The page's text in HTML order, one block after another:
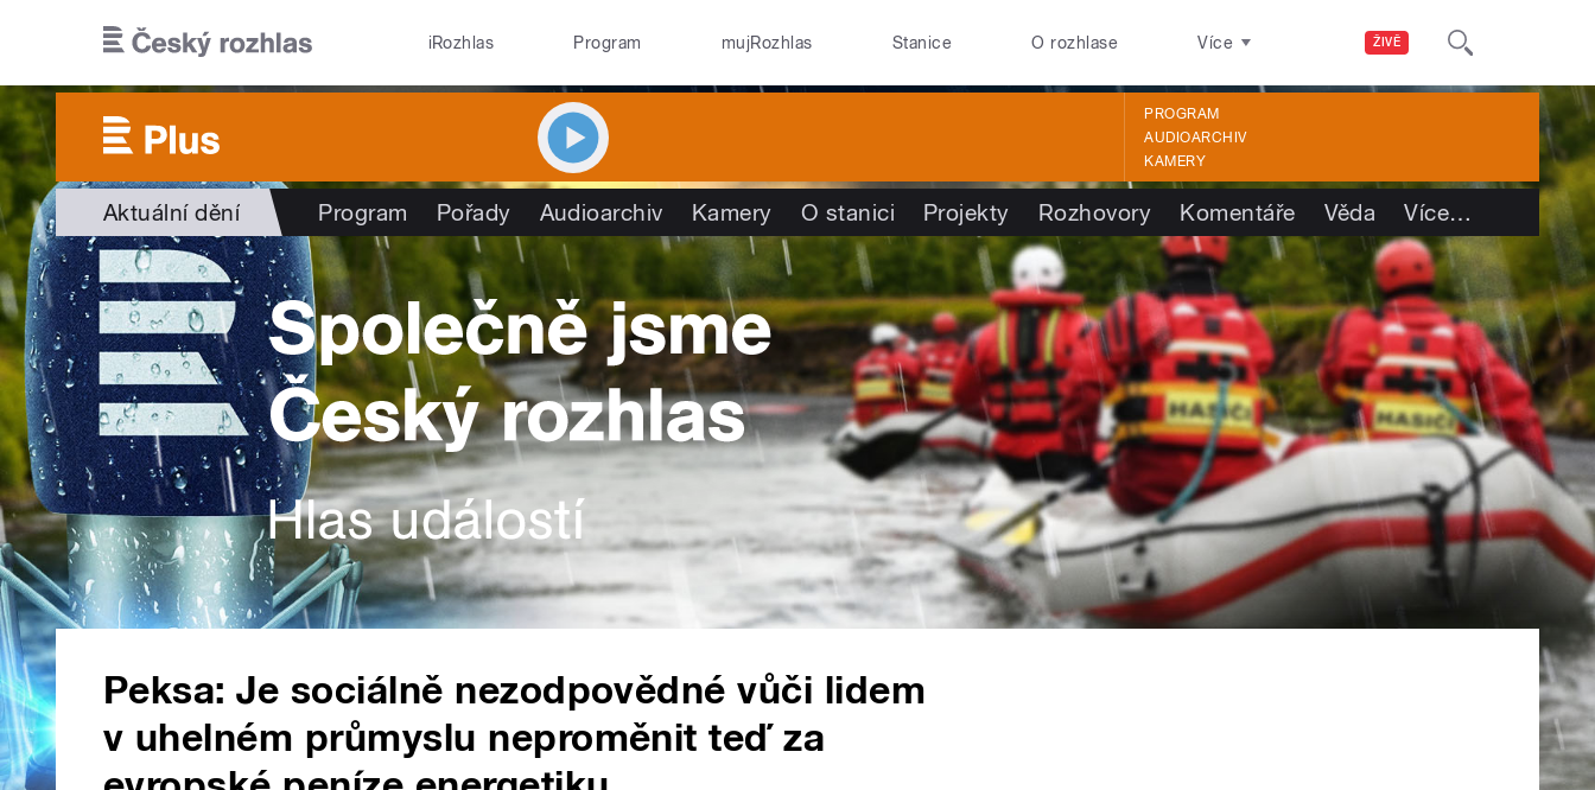
ŽIVĚ
iRozhlas Program mujRozhlas Stanice O rozhlase Více
PROGRAM
AUDIOARCHIV
KAMERY
Aktuální dění Program Pořady Audioarchiv Kamery O stanici Projekty Rozhovory Komentáře Věda Více…
Peksa: Je sociálně nezodpovědné vůči lidem
v uhelném průmyslu neproměnit teď za